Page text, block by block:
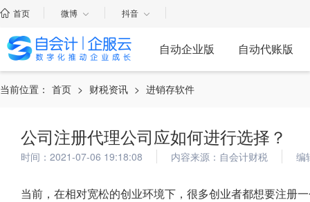
首页 微博 抖音
自动企业版 自动代账版
当前位置： 首页 > 财税资讯 > 进销存软件
公司注册代理公司应如何进行选择？
时间：2021-07-06 19:18:08 内容来源：自会计财税 编
当前，在相对宽松的创业环境下，很多创业者都想要注册